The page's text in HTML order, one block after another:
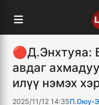
🔴Д.Энхтуяа:
авдаг
илүү нэмэх
2025/11/12 14:35П.Оюу-